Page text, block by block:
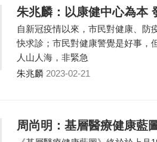
朱兆麟：以康健中心為本
自新冠疫情以來，市民對健康、防
快求診；市民對健康警覺是好事，
人山人海，非緊急
朱兆麟 2023-02-21
周尚明：基層醫療健康藍